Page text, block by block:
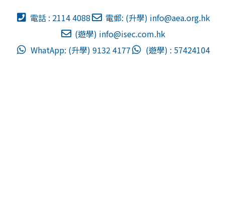
電話 : 2114 4088 電郵: (升學) info@aea.org.hk
(遊學) info@isec.com.hk
WhatApp: (升學) 9132 4177
(遊學) : 57424104